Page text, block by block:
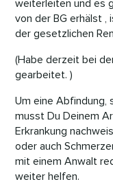
weiterleiten und es
von der BG erhälst ,
der gesetzlichen
(Habe derzeit bei
gearbeitet. )
Um eine Abfindung,
musst Du Deinem
Erkrankung
oder auch
mit einem Anwalt
weiter helfen.